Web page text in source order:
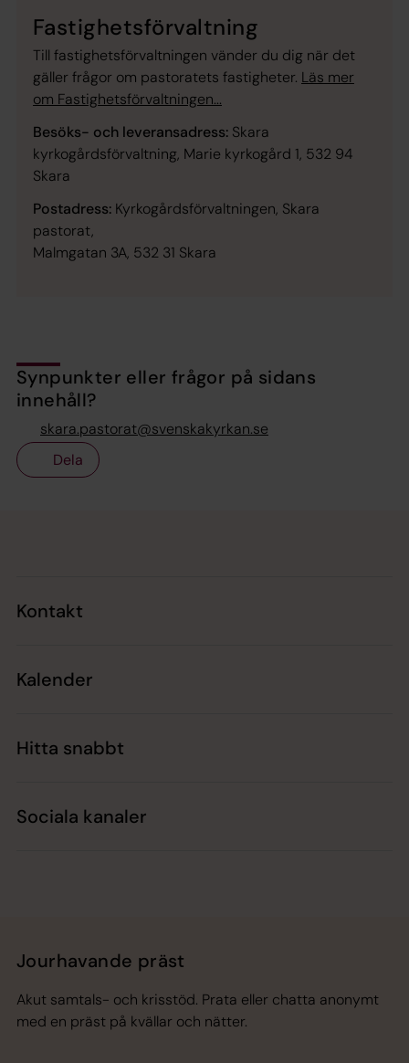
Fastighetsförvaltning
Till fastighetsförvaltningen vänder du dig när det
gäller frågor om pastoratets fastigheter. Läs mer
om Fastighetsförvaltningen...
Besöks- och leveransadress: Skara
kyrkogårdsförvaltning, Marie kyrkogård 1, 532 94
Skara
Postadress: Kyrkogårdsförvaltningen, Skara
pastorat,
Malmgatan 3A, 532 31 Skara
Synpunkter eller frågor på sidans
innehåll?
skara.pastorat@svenskakyrkan.se
Dela
Kontakt
Kalender
Hitta snabbt
Sociala kanaler
Jourhavande präst
Akut samtals- och krisstöd. Prata eller chatta anonymt
med en präst på kvällar och nätter.